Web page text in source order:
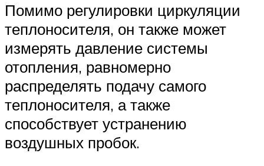
Помимо регулировки циркуляции
теплоносителя, он также может
измерять давление системы
отопления, равномерно
распределять подачу самого
теплоносителя, а также
способствует устранению
воздушных пробок.